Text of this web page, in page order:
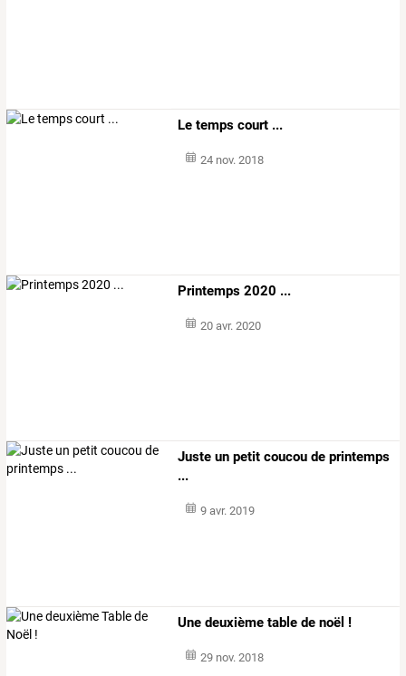
Le temps court ...
24 nov. 2018
Printemps 2020 ...
20 avr. 2020
Juste un petit coucou de printemps
...
9 avr. 2019
Une deuxième table de noël !
29 nov. 2018